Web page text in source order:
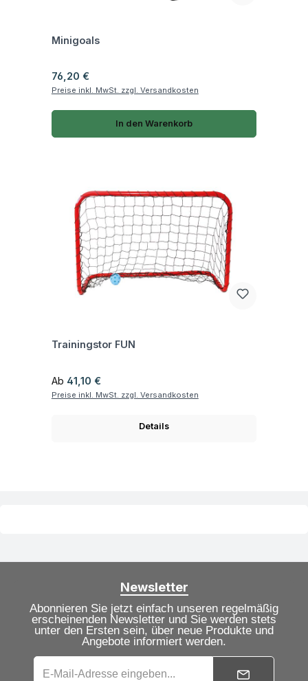
Minigoals
Regulärer Preis:
76,20 €
Preise inkl. MwSt. zzgl. Versandkosten
In den Warenkorb
Trainingstor FUN
Regulärer Preis:
Ab 41,10 €
Preise inkl. MwSt. zzgl. Versandkosten
Details
Newsletter
Abonnieren Sie jetzt einfach unseren regelmäßig
erscheinenden Newsletter und Sie werden stets
unter den Ersten sein, über neue Produkte und
Angebote informiert werden.